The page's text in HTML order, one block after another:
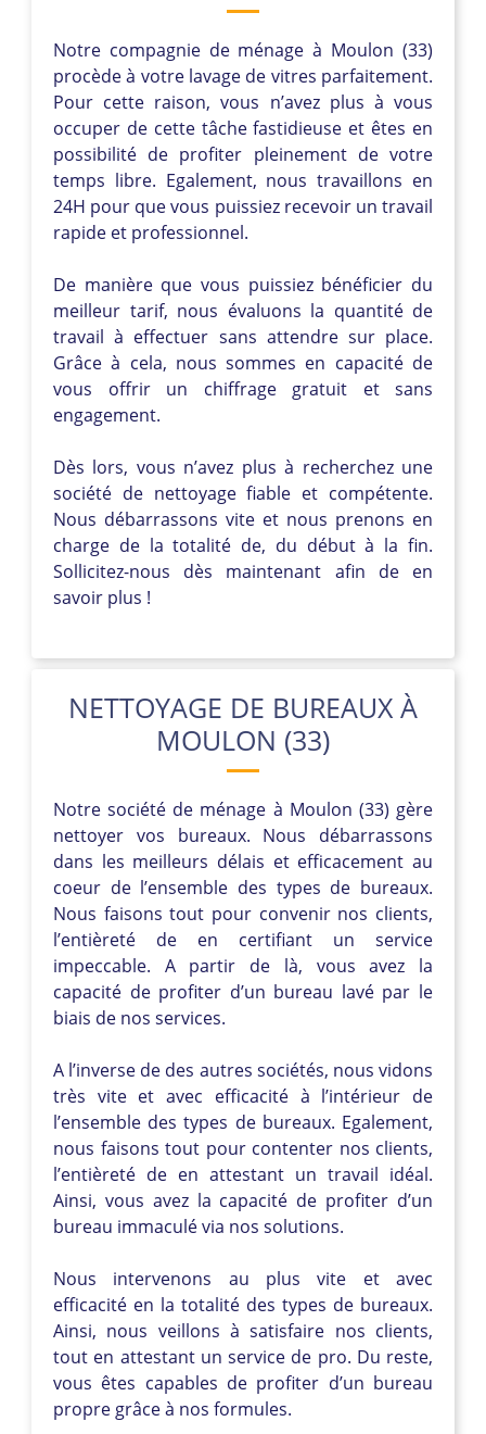
Notre compagnie de ménage à Moulon (33)
procède à votre lavage de vitres parfaitement.
Pour cette raison, vous n’avez plus à vous
occuper de cette tâche fastidieuse et êtes en
possibilité de profiter pleinement de votre
temps libre. Egalement, nous travaillons en
24H pour que vous puissiez recevoir un travail
rapide et professionnel.
De manière que vous puissiez bénéficier du
meilleur tarif, nous évaluons la quantité de
travail à effectuer sans attendre sur place.
Grâce à cela, nous sommes en capacité de
vous offrir un chiffrage gratuit et sans
engagement.
Dès lors, vous n’avez plus à recherchez une
société de nettoyage fiable et compétente.
Nous débarrassons vite et nous prenons en
charge de la totalité de, du début à la fin.
Sollicitez-nous dès maintenant afin de en
savoir plus !
NETTOYAGE DE BUREAUX À
MOULON (33)
Notre société de ménage à Moulon (33) gère
nettoyer vos bureaux. Nous débarrassons
dans les meilleurs délais et efficacement au
coeur de l’ensemble des types de bureaux.
Nous faisons tout pour convenir nos clients,
l’entièreté de en certifiant un service
impeccable. A partir de là, vous avez la
capacité de profiter d’un bureau lavé par le
biais de nos services.
A l’inverse de des autres sociétés, nous vidons
très vite et avec efficacité à l’intérieur de
l’ensemble des types de bureaux. Egalement,
nous faisons tout pour contenter nos clients,
l’entièreté de en attestant un travail idéal.
Ainsi, vous avez la capacité de profiter d’un
bureau immaculé via nos solutions.
Nous intervenons au plus vite et avec
efficacité en la totalité des types de bureaux.
Ainsi, nous veillons à satisfaire nos clients,
tout en attestant un service de pro. Du reste,
vous êtes capables de profiter d’un bureau
propre grâce à nos formules.